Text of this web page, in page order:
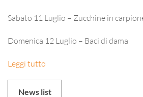
Sabato 11 Luglio – Zucchine in
Domenica 12 Luglio – Baci di dama
Leggi tutto
News list